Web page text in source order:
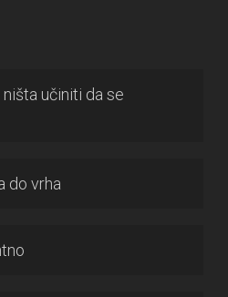
učiniti da se
do vrha